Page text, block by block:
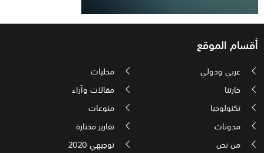
أقسام الموقع
عربي ودولي
محليات
حارتنا
مقالات وآراء
تكنولوجيا
منوعات
مدونات
تقارير مختارة
من نحن
توجيهي 2020